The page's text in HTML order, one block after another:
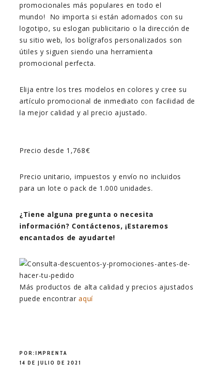
promocionales más populares en todo el
mundo! No importa si están adornados con su
logotipo, su eslogan publicitario o la dirección de
su sitio web, los bolígrafos personalizados son
útiles y siguen siendo una herramienta
promocional perfecta.
Elija entre los tres modelos en colores y cree su
artículo promocional de inmediato con facilidad de
la mejor calidad y al precio ajustado.
Precio desde 1,768€
Precio unitario, impuestos y envío no incluidos
para un lote o pack de 1.000 unidades.
¿Tiene alguna pregunta o necesita
información? Contáctenos, ¡Estaremos
encantados de ayudarte!
Más productos de alta calidad y precios ajustados
puede encontraraquí
POR:IMPRENTA
14 DE JULIO DE 2021